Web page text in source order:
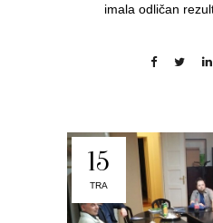
imala odličan
15
TRA